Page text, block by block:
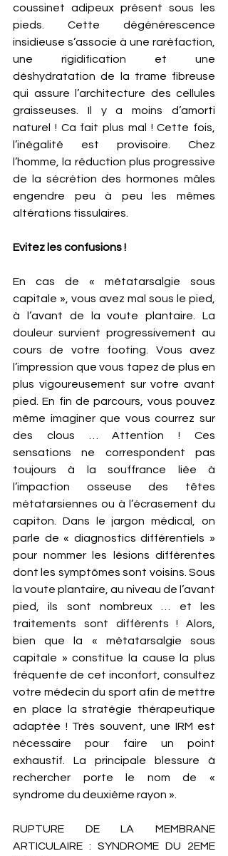
coussinet adipeux présent sous les
pieds. Cette dégénérescence
insidieuse s’associe à une raréfaction,
une rigidification et une
déshydratation de la trame fibreuse
qui assure l’architecture des cellules
graisseuses. Il y a moins d’amorti
naturel ! Ca fait plus mal ! Cette fois,
l’inégalité est provisoire. Chez
l’homme, la réduction plus progressive
de la sécrétion des hormones mâles
engendre peu à peu les mêmes
altérations tissulaires.
Evitez les confusions !
En cas de « métatarsalgie sous
capitale », vous avez mal sous le pied,
à l’avant de la voute plantaire. La
douleur survient progressivement au
cours de votre footing. Vous avez
l’impression que vous tapez de plus en
plus vigoureusement sur votre avant
pied. En fin de parcours, vous pouvez
même imaginer que vous courrez sur
des clous … Attention ! Ces
sensations ne correspondent pas
toujours à la souffrance liée à
l’impaction osseuse des têtes
métatarsiennes ou à l’écrasement du
capiton. Dans le jargon médical, on
parle de « diagnostics différentiels »
pour nommer les lésions différentes
dont les symptômes sont voisins. Sous
la voute plantaire, au niveau de l’avant
pied, ils sont nombreux … et les
traitements sont différents ! Alors,
bien que la « métatarsalgie sous
capitale » constitue la cause la plus
fréquente de cet inconfort, consultez
votre médecin du sport afin de mettre
en place la stratégie thérapeutique
adaptée ! Très souvent, une IRM est
nécessaire pour faire un point
exhaustif. La principale blessure à
rechercher porte le nom de «
syndrome du deuxième rayon ».
RUPTURE DE LA MEMBRANE
ARTICULAIRE : SYNDROME DU 2EME